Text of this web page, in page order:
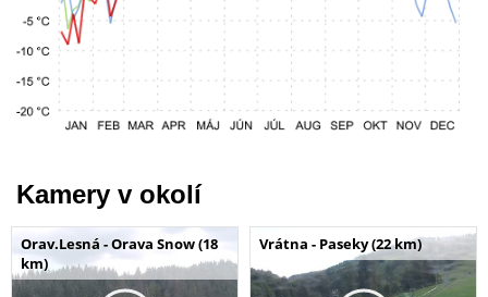
Kamery v okolí
Orav.Lesná - Orava Snow (18
km)
Vrátna - Paseky (22 km)